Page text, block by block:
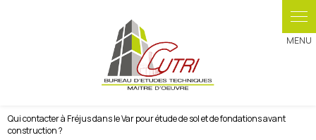
Qui contacter à Fréjus dans le Var pour étude de sol et de fondations avant
construction ?